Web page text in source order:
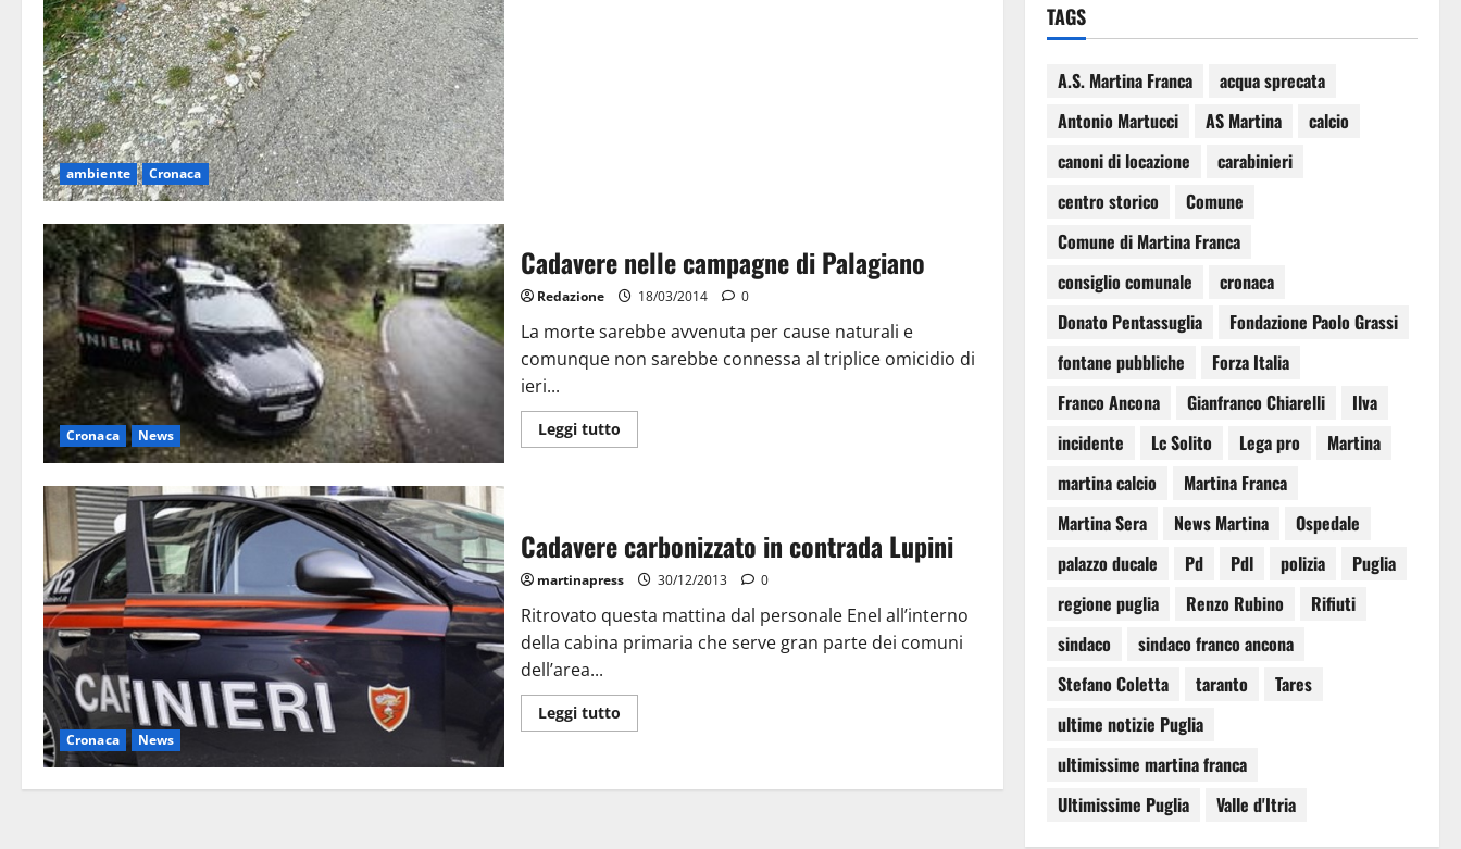
ambiente Cronaca
Cronaca News
Cadavere nelle campagne di Palagiano
Redazione 18/03/2014 0
La morte sarebbe avvenuta per cause naturali e
comunque non sarebbe connessa al triplice omicidio di
ieri...
Leggi tutto
Cronaca News
Cadavere carbonizzato in contrada Lupini
martinapress 30/12/2013 0
Ritrovato questa mattina dal personale Enel all’interno
della cabina primaria che serve gran parte dei comuni
dell’area...
Leggi tutto
TAGS
A.S. Martina Franca
acqua sprecata
Antonio Martucci
AS Martina
calcio
canoni di locazione
carabinieri
centro storico
Comune
Comune di Martina Franca
consiglio comunale
cronaca
Donato Pentassuglia
Fondazione Paolo Grassi
fontane pubbliche
Forza Italia
Franco Ancona
Gianfranco Chiarelli
Ilva
incidente
Lc Solito Lega pro
Martina
martina calcio
Martina Franca
Martina Sera
News Martina
Ospedale
palazzo ducale
Pd Pdl polizia
Puglia
regione puglia
Renzo Rubino
Rifiuti
sindaco
sindaco franco ancona
Stefano Coletta
taranto
Tares
ultime notizie Puglia
ultimissime martina franca
Ultimissime Puglia
Valle d'Itria